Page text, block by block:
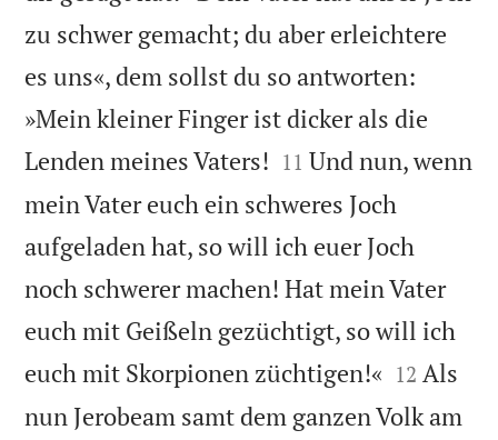
zu schwer gemacht; du aber erleichtere
es uns«, dem sollst du so antworten:
»Mein kleiner Finger ist dicker als die
Lenden meines Vaters! 

11 Und nun, wenn
mein Vater euch ein schweres Joch
aufgeladen hat, so will ich euer Joch
noch schwerer machen! Hat mein Vater
euch mit Geißeln gezüchtigt, so will ich
euch mit Skorpionen züchtigen!« 

12 Als
nun Jerobeam samt dem ganzen Volk am